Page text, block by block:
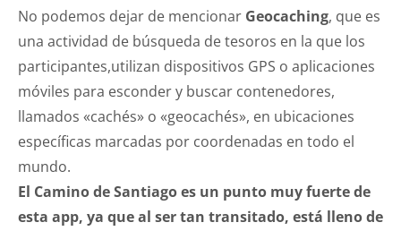
No podemos dejar de mencionar Geocaching, que es
una actividad de búsqueda de tesoros en la que los
participantes,utilizan dispositivos GPS o aplicaciones
móviles para esconder y buscar contenedores,
llamados «cachés» o «geocachés», en ubicaciones
específicas marcadas por coordenadas en todo el
mundo.
El Camino de Santiago es un punto muy fuerte de
esta app, ya que al ser tan transitado, está lleno de